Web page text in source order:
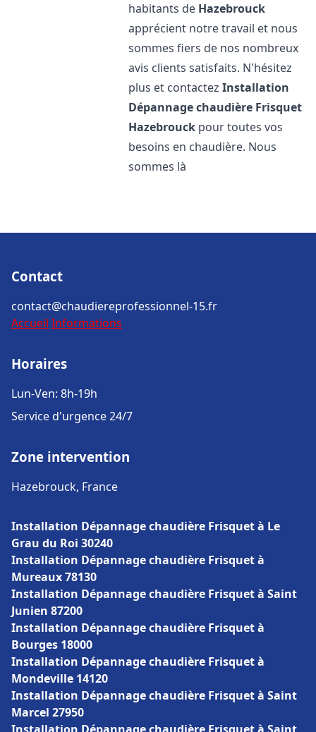
habitants de Hazebrouck
apprécient notre travail et nous
sommes fiers de nos nombreux
avis clients satisfaits. N'hésitez
plus et contactezInstallation
Dépannage chaudière Frisquet
Hazebrouck pour toutes vos
besoins en chaudière. Nous
sommes là
Contact
contact@chaudiereprofessionnel-15.fr
Accueil Informations
Horaires
Lun-Ven: 8h-19h
Service d'urgence 24/7
Zone intervention
Hazebrouck, France
Installation Dépannage chaudière Frisquet à Le
Grau du Roi 30240
Installation Dépannage chaudière Frisquet à
Mureaux 78130
Installation Dépannage chaudière Frisquet à Saint
Junien 87200
Installation Dépannage chaudière Frisquet à
Bourges 18000
Installation Dépannage chaudière Frisquet à
Mondeville 14120
Installation Dépannage chaudière Frisquet à Saint
Marcel 27950